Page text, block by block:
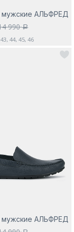
мужские АЛЬФРЕД
990a
44, 45, 46
мужские АЛЬФРЕД